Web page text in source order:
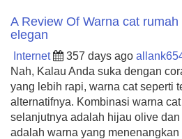
A Review Of Warna cat
elegan
Internet 357 days ago
Nah, Kalau Anda suka dengan
yang lebih rapi, warna cat seperti
alternatifnya. Kombinasi warna
selanjutnya adalah hijau olive
adalah warna yang